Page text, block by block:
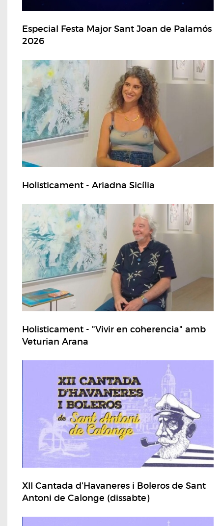
Especial Festa Major Sant Joan de Palamós
2026
Holisticament - Ariadna Sicília
Holisticament - "Vivir en coherencia" amb
Veturian Arana
XII Cantada d'Havaneres i Boleros de Sant
Antoni de Calonge (dissabte)